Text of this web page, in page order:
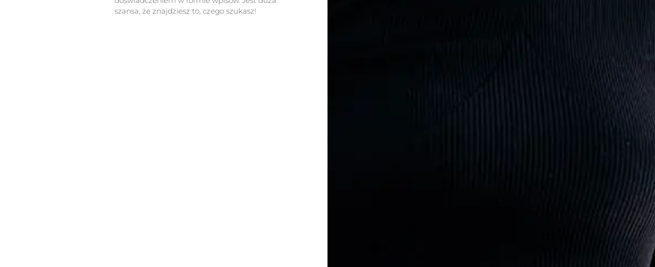
szansa, że znajdziesz to, czego szukasz!